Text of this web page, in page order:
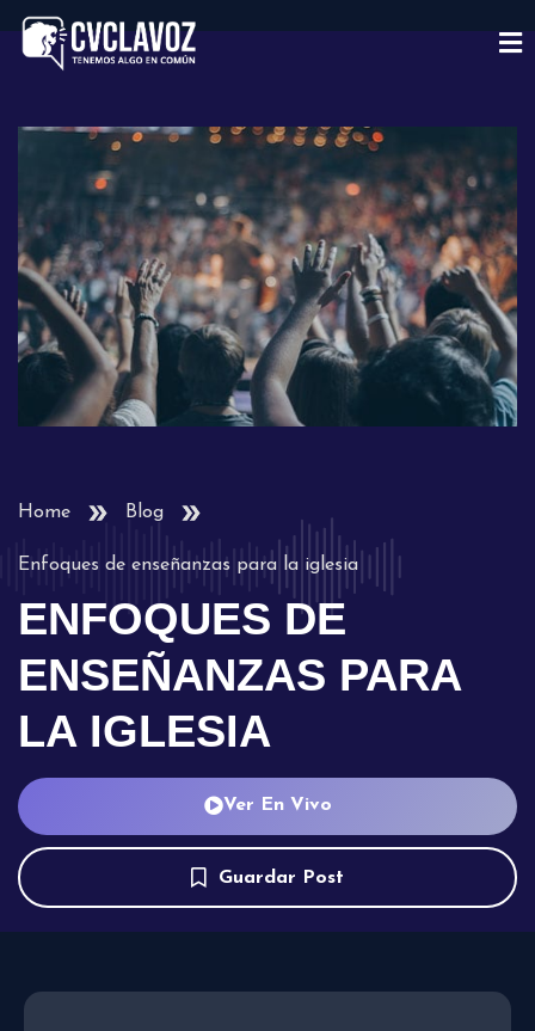
Home Blog
Enfoques de enseñanzas para la iglesia
ENFOQUES DE
ENSEÑANZAS PARA
LA IGLESIA
Ver En Vivo
Guardar Post